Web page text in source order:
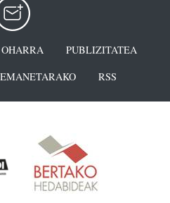
PUBLIZITATEA
RSS